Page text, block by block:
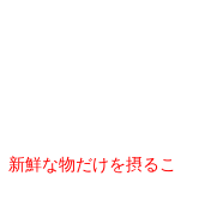
新鮮な物だけを摂るこ